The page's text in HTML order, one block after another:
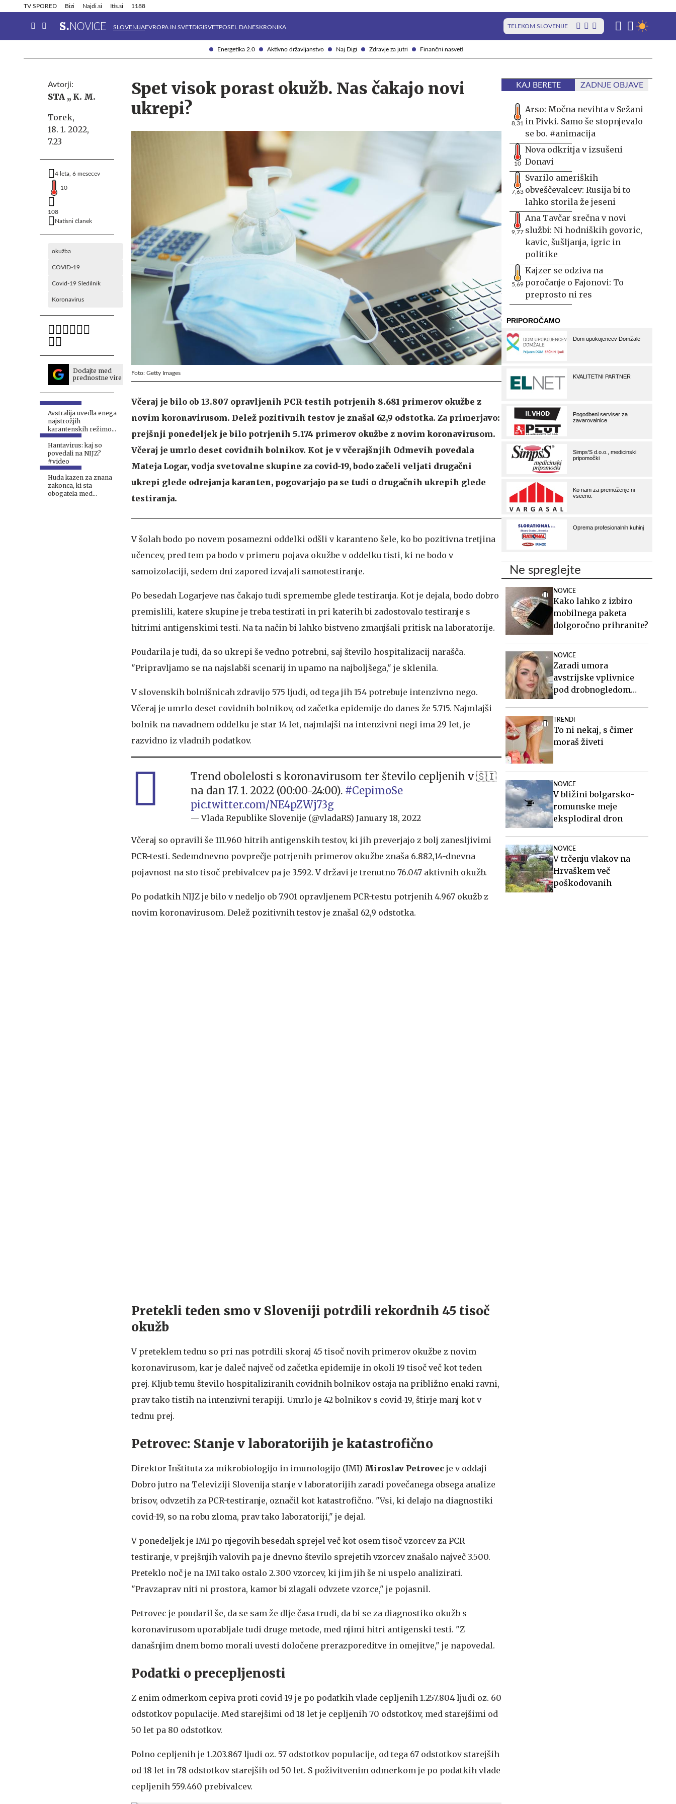
Energetika 2.0 Aktivno državljanstvo Naj Digi Zdravje za jutri Finančni nasveti
TV SPORED Bizi Najdi.si Itis.si 1188
SLOVENIJAEVROPA IN SVETDIGISVETPOSEL DANESKRONIKA TELEKOM SLOVENIJE
Info in obvestila Tehnik
Avtorji:
STA ,, K. M.
Torek,
18. 1. 2022,
7.23
4 leta, 6 mesecev
10
108
Natisni članek
okužba
COVID-19
Covid-19 Sledilnik
Koronavirus
Dodajte med
prednostne vire
Avstralija uvedla enega
najstrožjih
karantenskih režimov
zaradi hantavirusa
Hantavirus: kaj so
povedali na NIJZ?
#video
Huda kazen za znana
zakonca, ki sta
obogatela med
Spet visok porast okužb. Nas čakajo novi
ukrepi?
Foto: Getty Images
Včeraj je bilo ob 13.807 opravljenih PCR-testih potrjenih 8.681 primerov okužbe z
novim koronavirusom. Delež pozitivnih testov je znašal 62,9 odstotka. Za primerjavo:
prejšnji ponedeljek je bilo potrjenih 5.174 primerov okužbe z novim koronavirusom.
Včeraj je umrlo deset covidnih bolnikov. Kot je v včerajšnjih Odmevih povedala
Mateja Logar, vodja svetovalne skupine za covid-19, bodo začeli veljati drugačni
ukrepi glede odrejanja karanten, pogovarjajo pa se tudi o drugačnih ukrepih glede
testiranja.
V šolah bodo po novem posamezni oddelki odšli v karanteno šele, ko bo pozitivna tretjina
učencev, pred tem pa bodo v primeru pojava okužbe v oddelku tisti, ki ne bodo v
samoizolaciji, sedem dni zapored izvajali samotestiranje.
Po besedah Logarjeve nas čakajo tudi spremembe glede testiranja. Kot je dejala, bodo dobro
premislili, katere skupine je treba testirati in pri katerih bi zadostovalo testiranje s
hitrimi antigenskimi testi. Na ta način bi lahko bistveno zmanjšali pritisk na laboratorije.
Poudarila je tudi, da so ukrepi še vedno potrebni, saj število hospitalizacij narašča.
"Pripravljamo se na najslabši scenarij in upamo na najboljšega," je sklenila.
V slovenskih bolnišnicah zdravijo 575 ljudi, od tega jih 154 potrebuje intenzivno nego.
Včeraj je umrlo deset covidnih bolnikov, od začetka epidemije do danes že 5.715. Najmlajši
bolnik na navadnem oddelku je star 14 let, najmlajši na intenzivni negi ima 29 let, je
razvidno iz vladnih podatkov.
Trend obolelosti s koronavirusom ter število cepljenih v 🇸🇮
na dan 17. 1. 2022 (00:00-24:00). #CepimoSe
pic.twitter.com/NE4pZWj73g
— Vlada Republike Slovenije (@vladaRS) January 18, 2022
Včeraj so opravili še 111.960 hitrih antigenskih testov, ki jih preverjajo z bolj zanesljivimi
PCR-testi. Sedemdnevno povprečje potrjenih primerov okužbe znaša 6.882,14-dnevna
pojavnost na sto tisoč prebivalcev pa je 3.592. V državi je trenutno 76.047 aktivnih okužb.
Po podatkih NIJZ je bilo v nedeljo ob 7.901 opravljenem PCR-testu potrjenih 4.967 okužb z
novim koronavirusom. Delež pozitivnih testov je znašal 62,9 odstotka.
Pretekli teden smo v Sloveniji potrdili rekordnih 45 tisoč
okužb
V preteklem tednu so pri nas potrdili skoraj 45 tisoč novih primerov okužbe z novim
koronavirusom, kar je daleč največ od začetka epidemije in okoli 19 tisoč več kot teden
prej. Kljub temu število hospitaliziranih covidnih bolnikov ostaja na približno enaki ravni,
prav tako tistih na intenzivni terapiji. Umrlo je 42 bolnikov s covid-19, štirje manj kot v
tednu prej.
Petrovec: Stanje v laboratorijih je katastrofično
Direktor Inštituta za mikrobiologijo in imunologijo (IMI) Miroslav Petrovec je v oddaji
Dobro jutro na Televiziji Slovenija stanje v laboratorijih zaradi povečanega obsega analize
brisov, odvzetih za PCR-testiranje, označil kot katastrofično. "Vsi, ki delajo na diagnostiki
covid-19, so na robu zloma, prav tako laboratoriji," je dejal.
V ponedeljek je IMI po njegovih besedah sprejel več kot osem tisoč vzorcev za PCR-
testiranje, v prejšnjih valovih pa je dnevno število sprejetih vzorcev znašalo največ 3.500.
Preteklo noč je na IMI tako ostalo 2.300 vzorcev, ki jim jih še ni uspelo analizirati.
"Pravzaprav niti ni prostora, kamor bi zlagali odvzete vzorce," je pojasnil.
Petrovec je poudaril še, da se sam že dlje časa trudi, da bi se za diagnostiko okužb s
koronavirusom uporabljale tudi druge metode, med njimi hitri antigenski testi. "Z
današnjim dnem bomo morali uvesti določene prerazporeditve in omejitve," je napovedal.
Podatki o precepljenosti
Z enim odmerkom cepiva proti covid-19 je po podatkih vlade cepljenih 1.257.804 ljudi oz. 60
odstotkov populacije. Med starejšimi od 18 let je cepljenih 70 odstotkov, med starejšimi od
50 let pa 80 odstotkov.
Polno cepljenih je 1.203.867 ljudi oz. 57 odstotkov populacije, od tega 67 odstotkov starejših
od 18 let in 78 odstotkov starejših od 50 let. S poživitvenim odmerkom je po podatkih vlade
cepljenih 559.460 prebivalcev.
KAJ BERETE ZADNJE OBJAVE
8,31
Arso: Močna nevihta v Sežani
in Pivki. Samo še stopnjevalo
se bo. #animacija
10
Nova odkritja v izsušeni
Donavi
7,63
Svarilo ameriških
obveščevalcev: Rusija bi to
lahko storila že jeseni
9,77
Ana Tavčar srečna v novi
službi: Ni hodniških govoric,
kavic, šušljanja, igric in
politike
5,69
Kajzer se odziva na
poročanje o Fajonovi: To
preprosto ni res
Ne spreglejte
NOVICE
Kako lahko z izbiro
mobilnega paketa
dolgoročno prihranite?
NOVICE
Zaradi umora
avstrijske vplivnice
pod drobnogledom
TRENDI
To ni nekaj, s čimer
moraš živeti
NOVICE
V bližini bolgarsko-
romunske meje
eksplodiral dron
NOVICE
V trčenju vlakov na
Hrvaškem več
poškodovanih